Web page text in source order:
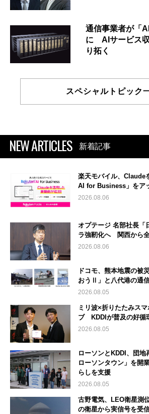
通信事業者が「
に AIサービス
り拓く
スペシャルトピック
NEW ARTICLES 新着記事
楽天モバイル、Claude
AI for Business」をア
2026.08.06
オプテージ 名部社長「
ラ強靭化へ 関西から全
2026.08.06
ドコモ、熊本地震の被
おうⅡ」と八代港の通
2026.08.05
ミリ波×折りたたみス
ブ KDDIが普及の好循
2026.08.05
ローソンとKDDI、団
ローソンタウン」を
らしを支援
2026.08.05
古野電気、LEO衛星測
の衛星から実信号を受